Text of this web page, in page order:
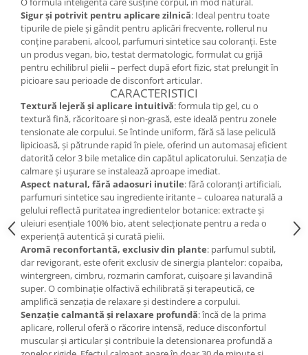
Sigur și potrivit pentru aplicare zilnică: Ideal pentru toate
tipurile de piele și gândit pentru aplicări frecvente, rollerul nu
conține parabeni, alcool, parfumuri sintetice sau coloranți. Este
un produs vegan, bio, testat dermatologic, formulat cu grijă
pentru echilibrul pielii – perfect după efort fizic, stat prelungit în
picioare sau perioade de disconfort articular.
CARACTERISTICI
Textură lejeră și aplicare intuitivă: formula tip gel, cu o
textură fină, răcoritoare și non-grasă, este ideală pentru zonele
tensionate ale corpului. Se întinde uniform, fără să lase peliculă
lipicioasă, și pătrunde rapid în piele, oferind un automasaj eficient
datorită celor 3 bile metalice din capătul aplicatorului. Senzația de
calmare și ușurare se instalează aproape imediat.
Aspect natural, fără adaosuri inutile: fără coloranți artificiali,
parfumuri sintetice sau ingrediente iritante – culoarea naturală a
gelului reflectă puritatea ingredientelor botanice: extracte și
uleiuri esențiale 100% bio, atent selecționate pentru a reda o
experiență autentică și curată pielii.
Aromă reconfortantă, exclusiv din plante: parfumul subtil,
dar revigorant, este oferit exclusiv de sinergia plantelor: copaiba,
wintergreen, cimbru, rozmarin camforat, cuișoare și lavandină
super. O combinație olfactivă echilibrată și terapeutică, ce
amplifică senzația de relaxare și destindere a corpului.
Senzație calmantă și relaxare profundă: încă de la prima
aplicare, rollerul oferă o răcorire intensă, reduce disconfortul
muscular și articular și contribuie la detensionarea profundă a